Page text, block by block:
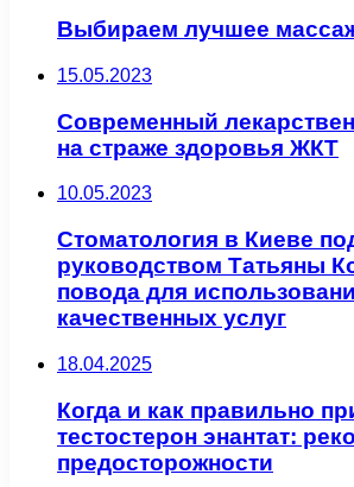
Выбираем лучшее
15.05.2023
Современный
на страже здоровья ЖКТ
10.05.2023
Стоматология в Киеве
руководством Татьяны
повода для
качественных услуг
18.04.2025
Когда и как правильно
тестостерон энантат:
предосторожности